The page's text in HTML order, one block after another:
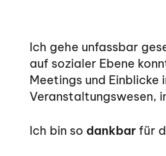
Ich gehe unfassbar
auf sozialer Ebene
Meetings und
Veranstaltungswesen,
Ich bin so dankbar für